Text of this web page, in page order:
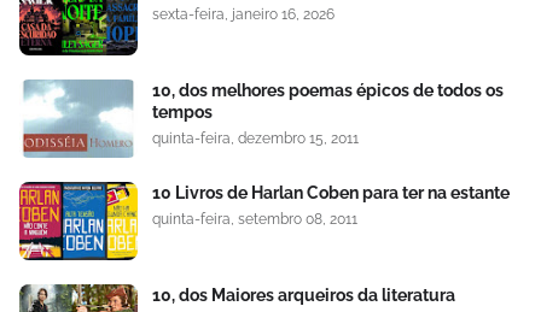
sexta-feira, janeiro 16, 2026
10, dos melhores poemas épicos de todos os
tempos
quinta-feira, dezembro 15, 2011
10 Livros de Harlan Coben para ter na estante
quinta-feira, setembro 08, 2011
10, dos Maiores arqueiros da literatura